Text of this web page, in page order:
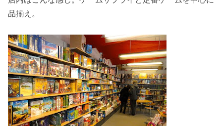
品揃え。